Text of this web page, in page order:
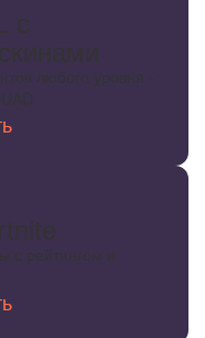
с
любого уровня -
с рейтингом и